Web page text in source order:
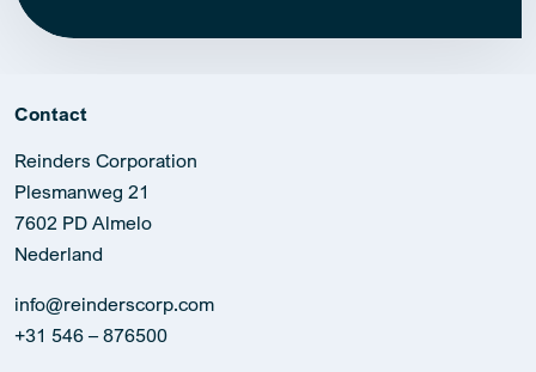
Contact
Reinders Corporation
Plesmanweg 21
7602 PD Almelo
Nederland
info@reinderscorp.com
+31 546 – 876500